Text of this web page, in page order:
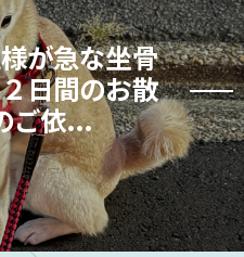
が急な坐骨
日間のお散
ご依...